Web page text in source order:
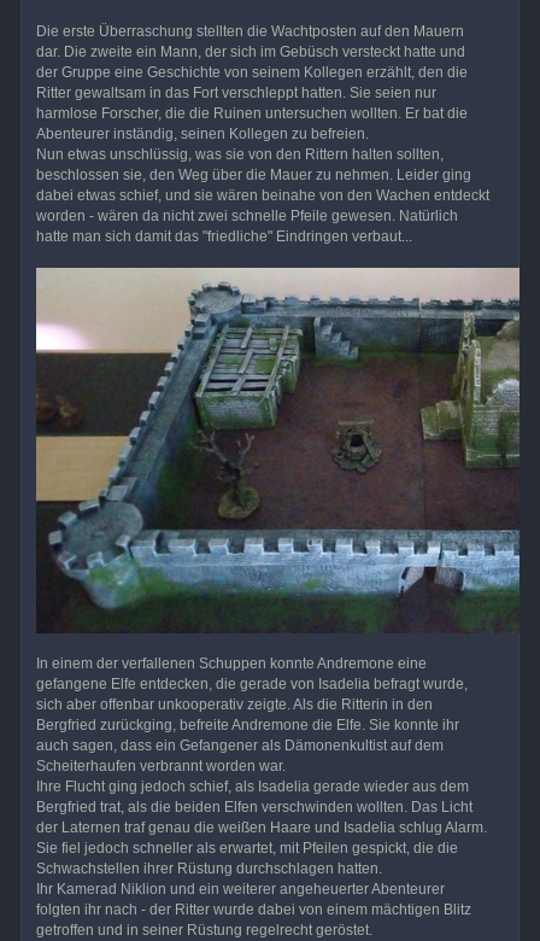
Die erste Überraschung stellten die Wachtposten auf den Mauern
dar. Die zweite ein Mann, der sich im Gebüsch versteckt hatte und
der Gruppe eine Geschichte von seinem Kollegen erzählt, den die
Ritter gewaltsam in das Fort verschleppt hatten. Sie seien nur
harmlose Forscher, die die Ruinen untersuchen wollten. Er bat die
Abenteurer inständig, seinen Kollegen zu befreien.
Nun etwas unschlüssig, was sie von den Rittern halten sollten,
beschlossen sie, den Weg über die Mauer zu nehmen. Leider ging
dabei etwas schief, und sie wären beinahe von den Wachen entdeckt
worden - wären da nicht zwei schnelle Pfeile gewesen. Natürlich
hatte man sich damit das "friedliche" Eindringen verbaut...
In einem der verfallenen Schuppen konnte Andremone eine
gefangene Elfe entdecken, die gerade von Isadelia befragt wurde,
sich aber offenbar unkooperativ zeigte. Als die Ritterin in den
Bergfried zurückging, befreite Andremone die Elfe. Sie konnte ihr
auch sagen, dass ein Gefangener als Dämonenkultist auf dem
Scheiterhaufen verbrannt worden war.
Ihre Flucht ging jedoch schief, als Isadelia gerade wieder aus dem
Bergfried trat, als die beiden Elfen verschwinden wollten. Das Licht
der Laternen traf genau die weißen Haare und Isadelia schlug Alarm.
Sie fiel jedoch schneller als erwartet, mit Pfeilen gespickt, die die
Schwachstellen ihrer Rüstung durchschlagen hatten.
Ihr Kamerad Niklion und ein weiterer angeheuerter Abenteurer
folgten ihr nach - der Ritter wurde dabei von einem mächtigen Blitz
getroffen und in seiner Rüstung regelrecht geröstet.